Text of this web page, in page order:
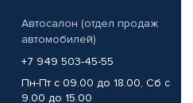
Автосалон (отдел продаж
автомобилей)
+7 949 503-45-55
Пн-Пт с 09.00 до 18.00, Сб с
9.00 до 15.00